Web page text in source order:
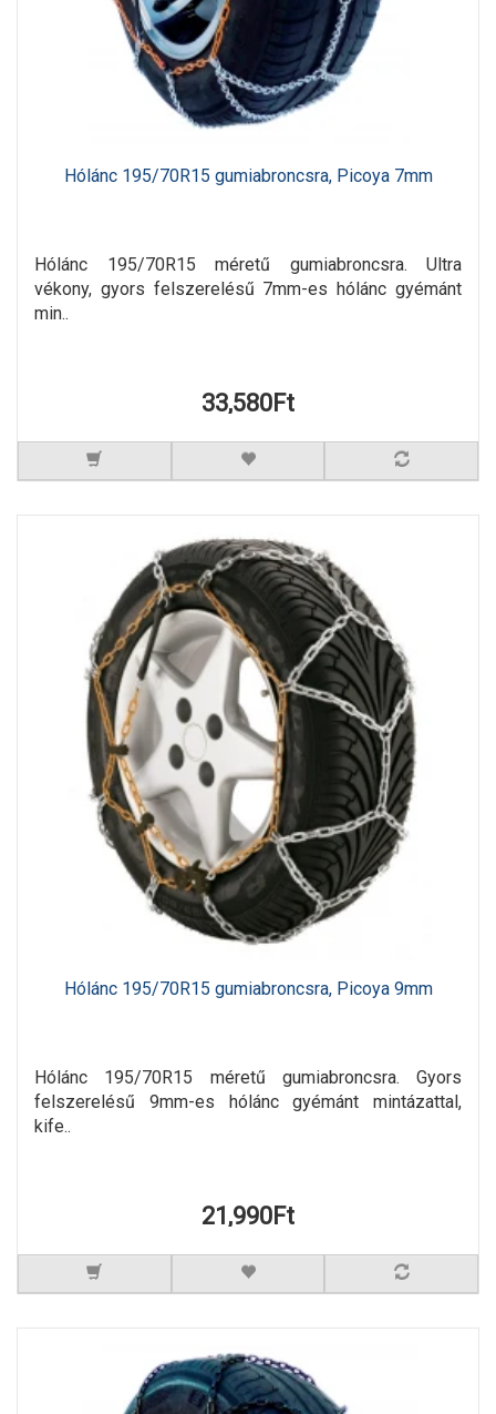
Hólánc 195/70R15 gumiabroncsra, Picoya 7mm
Hólánc 195/70R15 méretű gumiabroncsra. Ultra
vékony, gyors felszerelésű 7mm-es hólánc gyémánt
min..
33,580Ft
Hólánc 195/70R15 gumiabroncsra, Picoya 9mm
Hólánc 195/70R15 méretű gumiabroncsra. Gyors
felszerelésű 9mm-es hólánc gyémánt mintázattal,
kife..
21,990Ft